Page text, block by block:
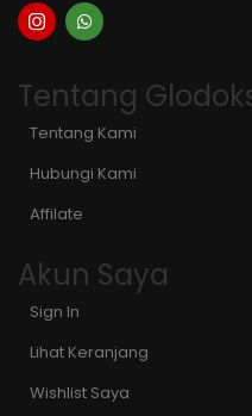
Tentang
Tentang Kami
Hubungi Kami
Affilate
Akun Saya
Sign In
Lihat Keranjang
Wishlist Saya